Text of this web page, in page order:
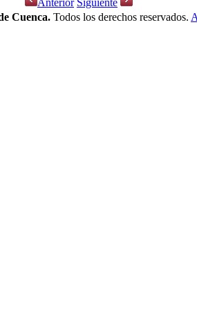
Anterior Siguiente
Cuenca. Todos los derechos reservados.